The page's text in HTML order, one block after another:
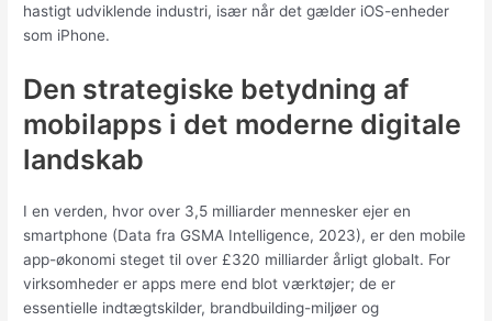
hastigt udviklende industri, især når det gælder iOS-enheder
som iPhone.
Den strategiske betydning af
mobilapps i det moderne digitale
landskab
I en verden, hvor over 3,5 milliarder mennesker ejer en
smartphone (Data fra GSMA Intelligence, 2023), er den mobile
app-økonomi steget til over£320 milliarder årligt globalt. For
virksomheder er apps mere end blot værktøjer; de er
essentielle indtægtskilder, brandbuilding-miljøer og